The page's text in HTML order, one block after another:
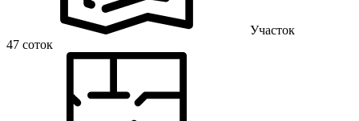
Участок
47 соток